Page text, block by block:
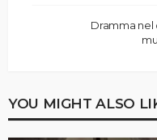
Dramma nel
YOU MIGHT ALSO